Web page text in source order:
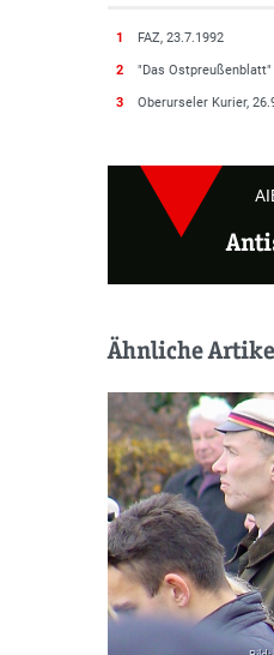
1 FAZ, 23.7.1992
2 "Das Ostpreußenblatt"
3 Oberurseler Kurier,
Ähnliche